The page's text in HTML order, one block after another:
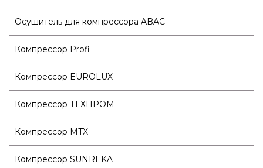
Осушитель для компрессора ABAC
Компрессор Profi
Компрессор EUROLUX
Компрессор ТЕХПРОМ
Компрессор MTX
Компрессор SUNREKA